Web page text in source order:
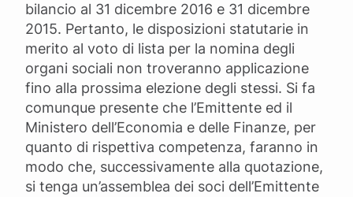
bilancio al 31 dicembre 2016 e 31 dicembre
2015. Pertanto, le disposizioni statutarie in
merito al voto di lista per la nomina degli
organi sociali non troveranno applicazione
fino alla prossima elezione degli stessi. Si fa
comunque presente che l’Emittente ed il
Ministero dell’Economia e delle Finanze, per
quanto di rispettiva competenza, faranno in
modo che, successivamente alla quotazione,
si tenga un’assemblea dei soci dell’Emittente